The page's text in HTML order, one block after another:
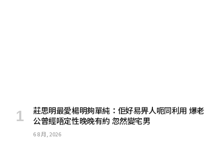
莊思明最愛楊明夠單純：佢好易畀人呃同利用 爆老
公曾經唔定性晚晚有約 忽然變宅男
6 8 月, 2026